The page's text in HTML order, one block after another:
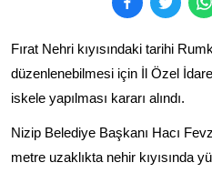
Fırat Nehri kıyısındaki tarihi
düzenlenebilmesi için İl Özel
iskele yapılması kararı alındı.
Nizip Belediye Başkanı Hacı
metre uzaklıkta nehir kıyısında